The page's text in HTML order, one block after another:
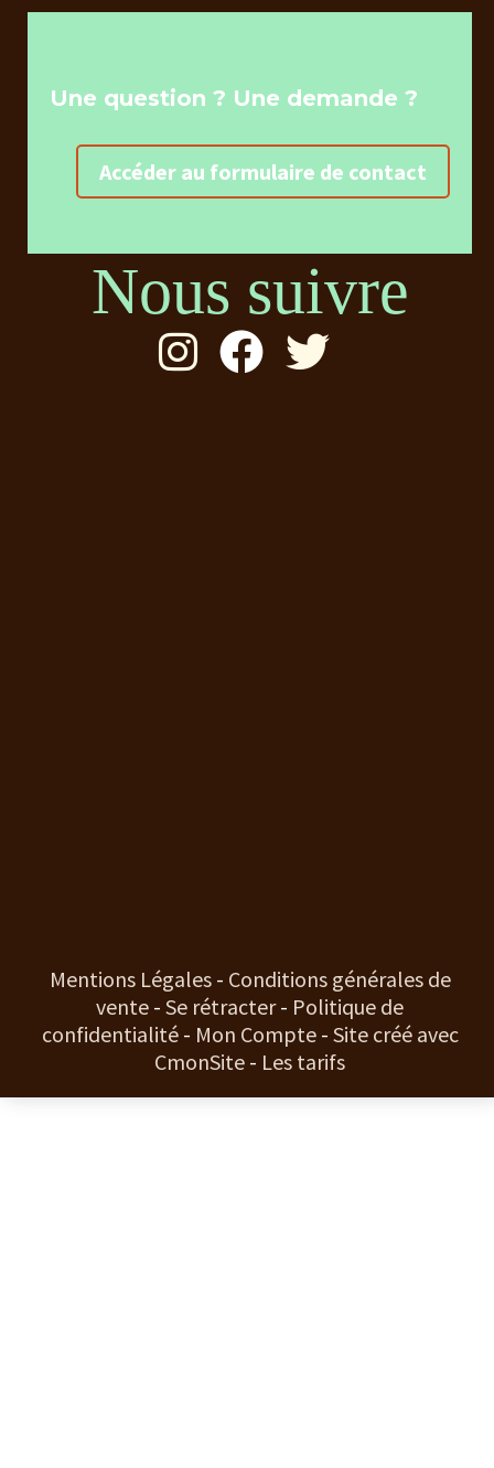
Une question ? Une demande ?
Accéder au formulaire de contact
Nous suivre
  
Mentions Légales
Conditions générales de
vente Se rétracter
Politique de
confidentialité
Mon Compte
Site créé avec
CmonSite
Les tarifs